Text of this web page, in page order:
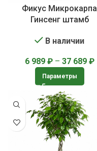
Фикус Микрокарпа
Гинсенг штамб
В наличии
6 989 ₽ – 37 689 ₽
Параметры